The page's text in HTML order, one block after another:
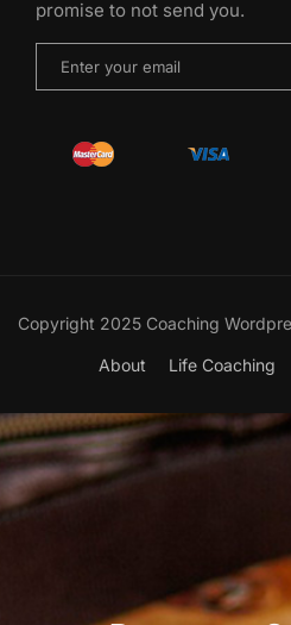
promise to not send you.
Copyright 2025 Coaching
About Life Coaching